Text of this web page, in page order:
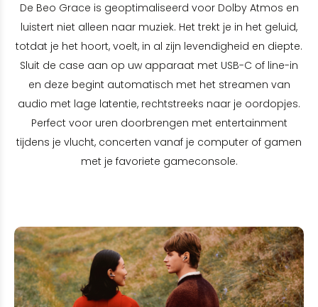
De Beo Grace is geoptimaliseerd voor Dolby Atmos en
luistert niet alleen naar muziek. Het trekt je in het geluid,
totdat je het hoort, voelt, in al zijn levendigheid en diepte.
Sluit de case aan op uw apparaat met USB-C of line-in
en deze begint automatisch met het streamen van
audio met lage latentie, rechtstreeks naar je oordopjes.
Perfect voor uren doorbrengen met entertainment
tijdens je vlucht, concerten vanaf je computer of gamen
met je favoriete gameconsole.